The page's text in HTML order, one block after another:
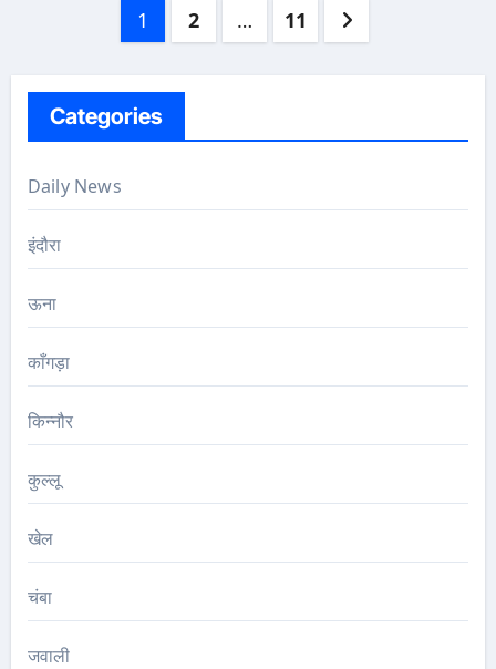
1 2 … 11
Categories
Daily News
इंदौरा
ऊना
काँगड़ा
किन्नौर
कुल्लू
खेल
चंबा
जवाली